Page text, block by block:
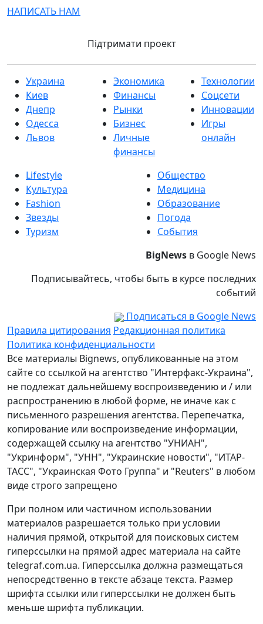
НАПИСАТЬ НАМ
Підтримати проект
Украина
Киев
Днепр
Одесса
Львов
Экономика
Финансы
Рынки
Бизнес
Личные
финансы
Технологии
Соцсети
Инновации
Игры
онлайн
Lifestyle
Культура
Fashion
Звезды
Туризм
Общество
Медицина
Образование
Погода
События
BigNews в Google News
Подписывайтесь, чтобы быть в курсе последних
событий
Подписаться в Google News
Правила цитирования Редакционная политика
Политика конфиденциальности
Все материалы Bignews, опубликованные на этом
сайте со ссылкой на агентство "Интерфакс-Украина",
не подлежат дальнейшему воспроизведению и / или
распространению в любой форме, не иначе как с
письменного разрешения агентства. Перепечатка,
копирование или воспроизведение информации,
содержащей ссылку на агентство "УНИАН",
"Укринформ", "УНН", "Украинские новости", "ИТАР-
ТАСС", "Украинская Фото Группа" и "Reuters" в любом
виде строго запрещено
При полном или частичном использовании
материалов разрешается только при условии
наличия прямой, открытой для поисковых систем
гиперссылки на прямой адрес материала на сайте
telegraf.com.ua. Гиперссылка должна размещаться
непосредственно в тексте абзаце текста. Размер
шрифта ссылки или гиперссылки не должен быть
меньше шрифта публикации.